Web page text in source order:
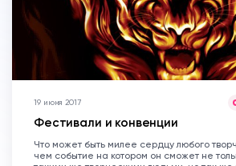
19 июня 2017
Фестивали и конвенции
Что может быть милее сердцу любого
чем событие на котором он сможет не